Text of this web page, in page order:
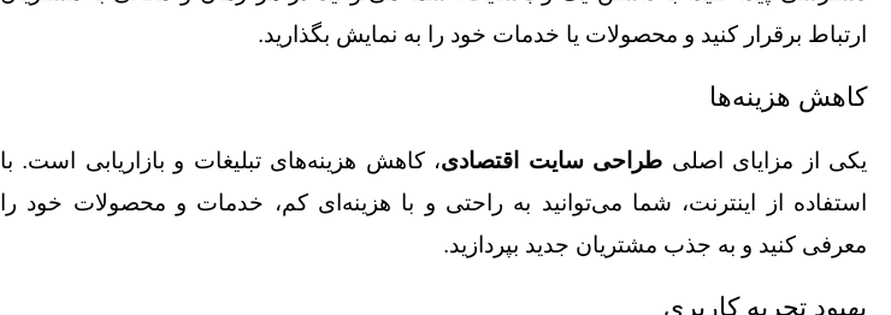
ارتباط برقرار کنید و محصولات یا خدمات خود را به نمایش بگذارید.
کاهش هزینه‌ها
یکی از مزایای اصلی طراحی سایت اقتصادی، کاهش هزینه‌های تبلیغات و بازاریابی است. با
استفاده از اینترنت، شما می‌توانید به راحتی و با هزینه‌ای کم، خدمات و محصولات خود را
معرفی کنید و به جذب مشتریان جدید بپردازید.
بهبود تجربه کاربری